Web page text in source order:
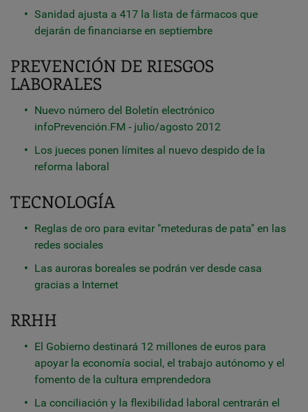
Sanidad ajusta a 417 la lista de fármacos que
dejarán de financiarse en septiembre
PREVENCIÓN DE RIESGOS
LABORALES
Nuevo número del Boletín electrónico
infoPrevención.FM - julio/agosto 2012
Los jueces ponen límites al nuevo despido de la
reforma laboral
TECNOLOGÍA
Reglas de oro para evitar "meteduras de pata" en las
redes sociales
Las auroras boreales se podrán ver desde casa
gracias a Internet
RRHH
El Gobierno destinará 12 millones de euros para
apoyar la economía social, el trabajo autónomo y el
fomento de la cultura emprendedora
La conciliación y la flexibilidad laboral centrarán el